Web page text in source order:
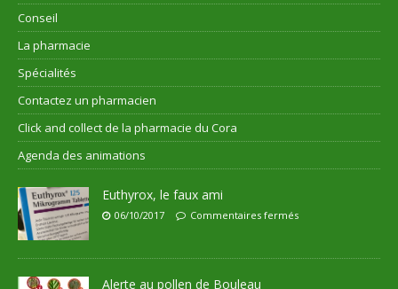
Conseil
La pharmacie
Spécialités
Contactez un pharmacien
Click and collect de la pharmacie du Cora
Agenda des animations
Euthyrox, le faux ami
06/10/2017 Commentaires fermés
Alerte au pollen de Bouleau